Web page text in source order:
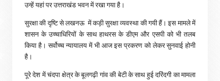
उन्हें यहां पर उत्तराखंड भवन में रखा गया है।
सुरक्षा की दृष्टि से लखनऊ में कड़ी सुरक्षा व्यवस्था की गयी हैं। इस मामले में
शासन के उच्चाधिरियों के साथ हाथरस के डीएम और एसपी को भी तलब
किया है। सर्वोच्च न्यायालय में भी आज इस प्रकरण को लेकर सुनवाई होनी
है।
पूरे देश में चंदपा क्षेत्र के बूलगढ़ी गांव की बेटी के साथ हुई दरिंदगी का मामला